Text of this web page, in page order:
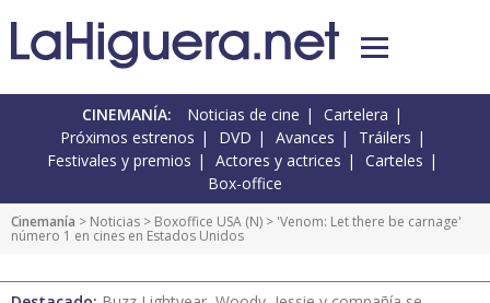
CINEMANÍA: Noticias de cine
Cartelera
Próximos estrenos
DVD Avances
Tráilers
Festivales y premios
Actores y actrices
Carteles
Box-office
Cinemanía > Noticias > Boxoffice USA (N) > 'Venom: Let there be carnage'
número 1 en cines en Estados Unidos